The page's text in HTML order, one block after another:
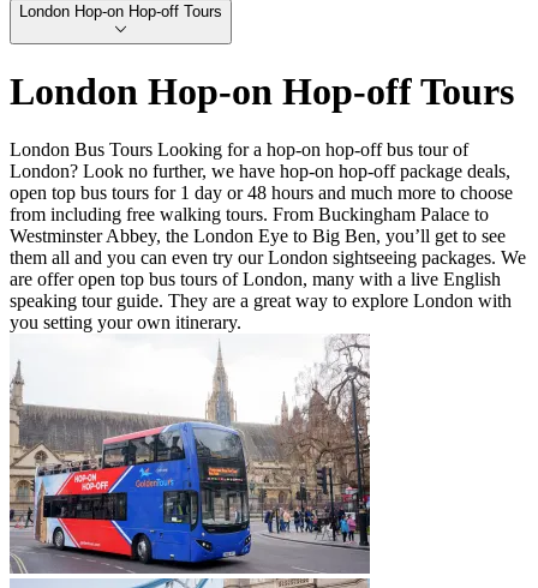
London Hop-on Hop-off Tours
London Hop-on Hop-off Tours
London Bus Tours Looking for a hop-on hop-off bus tour of
London? Look no further, we have hop-on hop-off package deals,
open top bus tours for 1 day or 48 hours and much more to choose
from including free walking tours. From Buckingham Palace to
Westminster Abbey, the London Eye to Big Ben, you’ll get to see
them all and you can even try our London sightseeing packages. We
are offer open top bus tours of London, many with a live English
speaking tour guide. They are a great way to explore London with
you setting your own itinerary.